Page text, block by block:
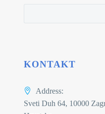
KONTAKT
Address:
Sveti Duh 64, 10000